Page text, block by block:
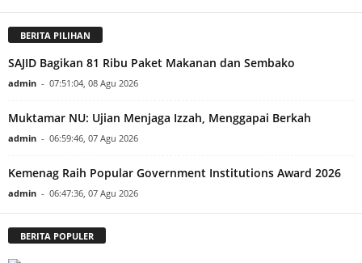
BERITA PILIHAN
SAJID Bagikan 81 Ribu Paket Makanan dan Sembako
admin - 07:51:04, 08 Agu 2026
Muktamar NU: Ujian Menjaga Izzah, Menggapai Berkah
admin - 06:59:46, 07 Agu 2026
Kemenag Raih Popular Government Institutions Award 2026
admin - 06:47:36, 07 Agu 2026
BERITA POPULER